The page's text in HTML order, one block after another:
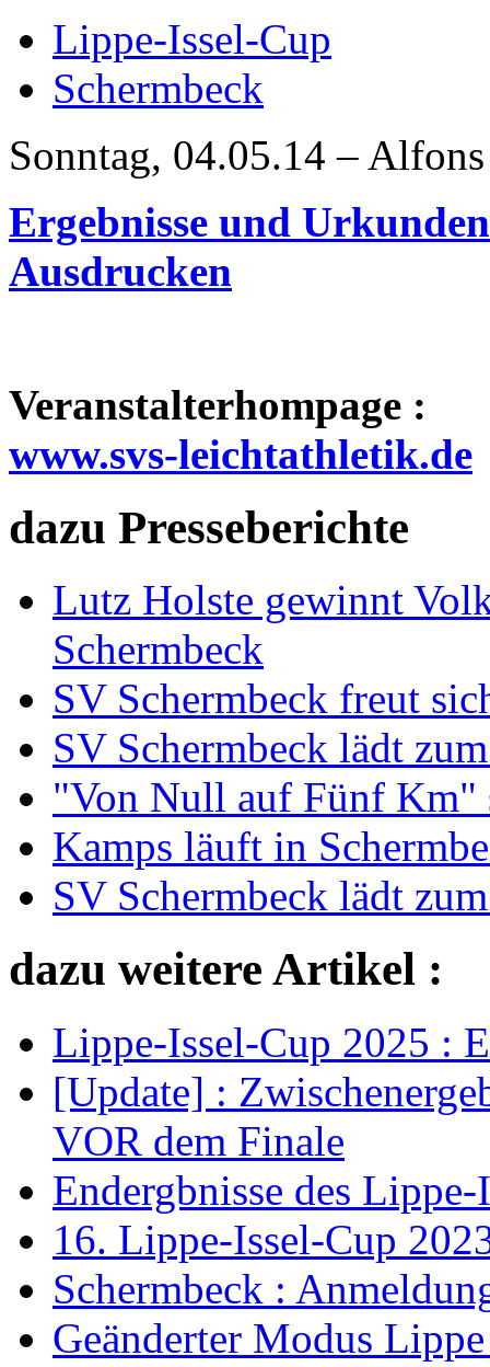
Lippe-Issel-Cup
Schermbeck
Sonntag, 04.05.14 –
Ergebnisse und
Ausdrucken
Veranstalterhompage :
www.svs-leichtathletik.de
dazu Presseberichte
Lutz Holste gewinnt
Schermbeck
SV Schermbeck freut
SV Schermbeck lädt
"Von Null auf Fünf Km"
Kamps läuft in
SV Schermbeck lädt
dazu weitere Artikel :
Lippe-Issel-Cup 2025 :
[Update] :
VOR dem Finale
Endergbnisse des
16. Lippe-Issel-Cup
Schermbeck :
Geänderter Modus